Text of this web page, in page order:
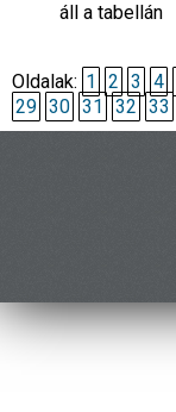
áll a tabellán
Oldalak: 1 2 3 4
29 30 31 32 33